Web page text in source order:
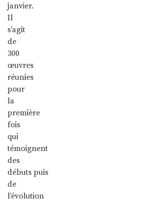
janvier.
Il
s’agit
de
300
œuvres
réunies
pour
la
première
fois
qui
témoignent
des
débuts puis
de
l’évolution